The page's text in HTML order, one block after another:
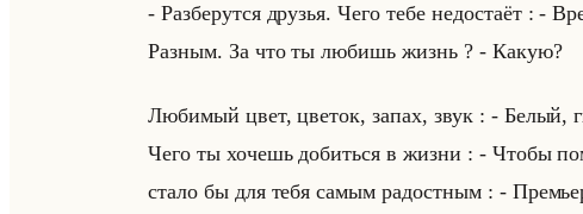
- Раз­бе­рут­ся дру­зья. Чего тебе недо­ста­ёт : -
Раз­ным. За что ты лю­бишь жизнь ? - Какую?
Лю­би­мый цвет, цве­ток, запах, звук : - Белый,
Чего ты хо­чешь до­биться в жизни : - Чтобы
стало бы для тебя самым ра­дост­ным : -